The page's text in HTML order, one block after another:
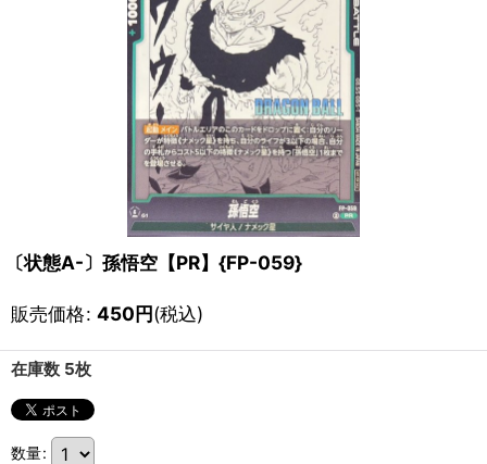
〔状態A-〕孫悟空【PR】{FP-059}
販売価格: 450円(税込)
在庫数 5枚
数量: